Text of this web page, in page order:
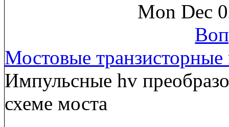
Mon Dec
Мостовые транзисторные
Импульсные hv
схеме моста